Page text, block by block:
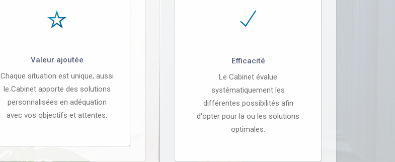
Valeur ajoutée
Chaque situation est unique, aussi
le Cabinet apporte des solutions
personnalisées en adéquation
avec vos objectifs et attentes.
Efficacité
Le Cabinet évalue
systématiquement les
différentes possibilités afin
d'opter pour la ou les solutions
optimales.